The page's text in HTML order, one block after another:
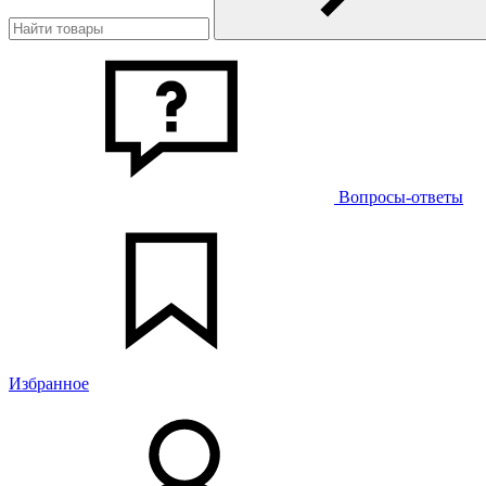
Вопросы-ответы
Избранное